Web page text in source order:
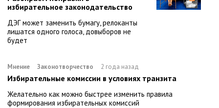
избирательное законодательство
ДЭГ может заменить бумагу, релоканты
лишатся одного голоса, довыборов не
будет
Мнение Законотворчество 2 года назад
Избирательные комиссии в условиях транзита
Желательно как можно быстрее изменить правила
формирования избирательных комиссий